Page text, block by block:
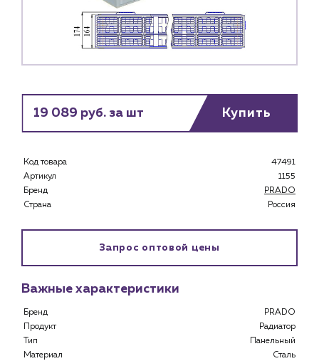
Каталог
Застройщикам
19 089 руб. за шт Купить
Код товара
47491
Артикул
1155
Бренд
PRADO
Страна
Россия
Запрос оптовой цены
Важные характеристики
Бренд
PRADO
Продукт
Радиатор
Тип
Панельный
Материал
Сталь